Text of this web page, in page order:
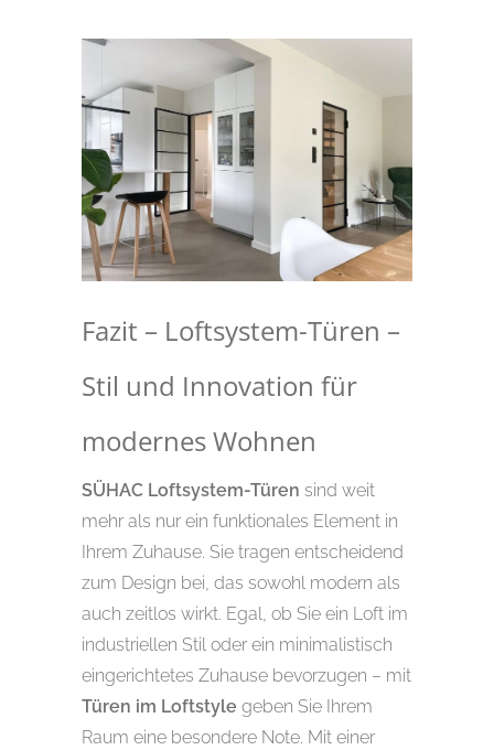
Fazit – Loftsystem-Türen –
Stil und Innovation für
modernes Wohnen
SÜHAC Loftsystem-Türen sind weit
mehr als nur ein funktionales Element in
Ihrem Zuhause. Sie tragen entscheidend
zum Design bei, das sowohl modern als
auch zeitlos wirkt. Egal, ob Sie ein Loft im
industriellen Stil oder ein minimalistisch
eingerichtetes Zuhause bevorzugen – mit
Türen im Loftstyle geben Sie Ihrem
Raum eine besondere Note. Mit einer